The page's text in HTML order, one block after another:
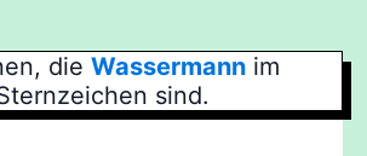
die Wassermann im
sind.